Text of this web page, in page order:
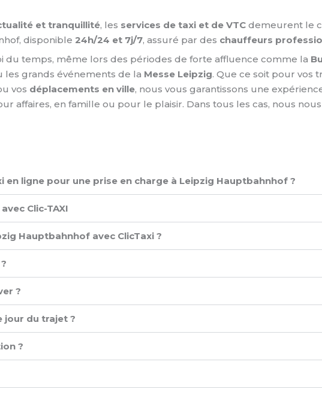
et tranquillité, les services de taxi et de VTC demeurent le
disponible 24h/24 et 7j/7, assuré par des chauffeurs
du temps, même lors des périodes de forte affluence comme la
les grands événements de la Messe Leipzig. Que ce soit pour vos
vos déplacements en ville, nous vous garantissons une
affaires, en famille ou pour le plaisir. Dans tous les cas, nous
ligne pour une prise en charge à Leipzig Hauptbahnhof ?
Clic-TAXI
Hauptbahnhof avec ClicTaxi ?
?
jour du trajet ?
?